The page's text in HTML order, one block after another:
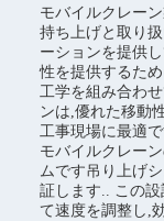
モバイルクレー
持ち上げと取り
ーションを提供
性を提供するた
工学を組み合わ
ンは,優れた移動
工事現場に最適
モバイルクレー
ムです吊り上げ
証します.. この
て速度を調整し,